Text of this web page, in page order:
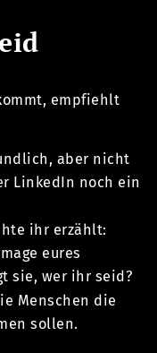
empfiehlt
aber nicht
LinkedIn noch ein
ihr erzählt:
eures
sie, wer ihr seid?
Menschen die
sollen.